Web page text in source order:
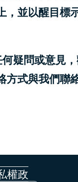
，並以醒目標
疑問或意見
方式與我們聯
權政